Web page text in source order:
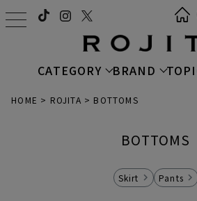
t
e
CATEGORY BRAND
HOME ROJITA BOTTOMS
BOTTOMS
Skirt Pants